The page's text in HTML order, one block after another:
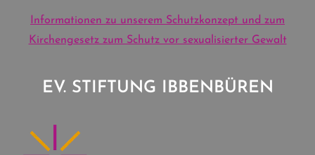
Informationen zu unserem Schutzkonzept und zum
Kirchengesetz zum Schutz vor sexualisierter Gewalt
EV. STIFTUNG IBBENBÜREN